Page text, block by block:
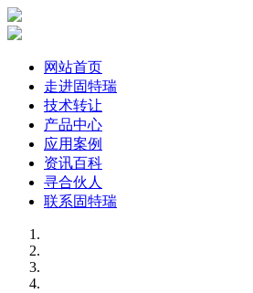
网站首页
走进固特瑞
技术转让
产品中心
应用案例
资讯百科
寻合伙人
联系固特瑞